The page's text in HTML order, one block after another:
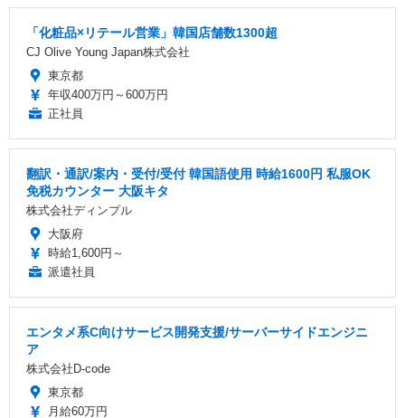
「化粧品×リテール営業」韓国店舗数1300超
CJ Olive Young Japan株式会社
東京都
年収400万円～600万円
正社員
翻訳・通訳/案内・受付/受付 韓国語使用 時給1600円 私服OK
免税カウンター 大阪キタ
株式会社ディンプル
大阪府
時給1,600円～
派遣社員
エンタメ系C向けサービス開発支援/サーバーサイドエンジニ
ア
株式会社D-code
東京都
月給60万円